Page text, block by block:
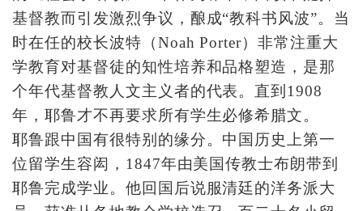
基督教而引发激烈争议，酿成“教科书风波”。当
时在任的校长波特（Noah Porter）非常注重大
学教育对基督徒的知性培养和品格塑造，是那
个年代基督教人文主义者的代表。直到1908
年，耶鲁才不再要求所有学生必修希腊文。
耶鲁跟中国有很特别的缘分。中国历史上第一
位留学生容闳，1847年由美国传教士布朗带到
耶鲁完成学业。他回国后说服清廷的洋务派大